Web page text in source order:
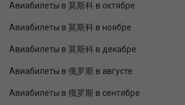
Авиабилеты в 莫斯科 в октябре
Авиабилеты в 莫斯科 в ноябре
Авиабилеты в 莫斯科 в декабре
Авиабилеты в 俄罗斯 в августе
Авиабилеты в 俄罗斯 в сентябре